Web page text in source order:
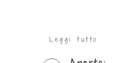
Leggi tutto